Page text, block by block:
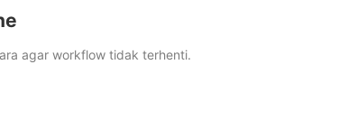
agar workflow tidak terhenti.